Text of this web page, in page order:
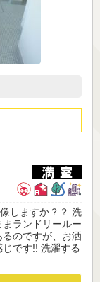
しますか？？ 洗
ランドリールー
のですが、お洒
です!! 洗濯する